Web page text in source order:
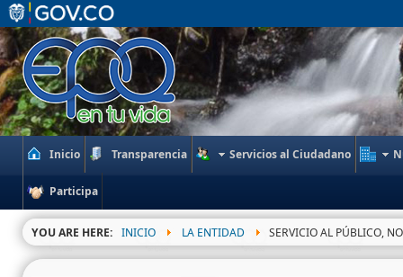
Inicio Transparencia Servicios al Ciudadano
Participa
YOU ARE HERE: INICIO LA ENTIDAD SERVICIO AL PÚBLICO,